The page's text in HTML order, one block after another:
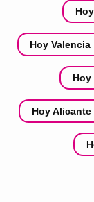
Hoy Valencia
Hoy
Hoy Alicante